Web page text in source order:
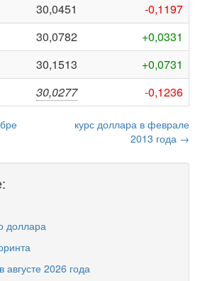
30,0451
-0,1197
30,0782
+0,0331
30,1513
+0,0731
30,0277 -0,1236
курс доллара в феврале
2013 года →
доллара
2026 года